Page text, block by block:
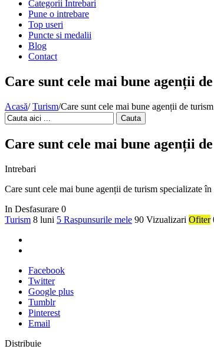
Categorii Intrebari
Pune o intrebare
Top useri
Puncte si medalii
Blog
Contact
Care sunt cele mai bune agenții
Acasă/ Turism/Care sunt cele mai bune agenții de
Cauta
Care sunt cele mai bune agenții
Intrebari
Care sunt cele mai bune agenții de turism specializate
In Desfasurare 0
Turism 8 luni 5 Raspunsurile mele 90 Vizualizari Ofiter
Facebook
Twitter
Google plus
Tumblr
Pinterest
Email
Distribuie